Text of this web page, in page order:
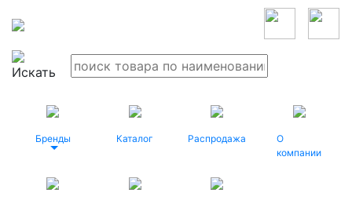
Бренды Каталог Распродажа
О
компании